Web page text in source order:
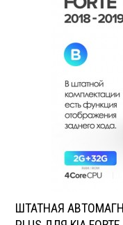
Экран: 9 или 10.1"
TV-тюнер: нет
SD карта: нет
AUX вход: есть
Пульт: нет
Bluetooth: есть
Съемная панель: нет
RCA (линейные)
ШТАТНАЯ